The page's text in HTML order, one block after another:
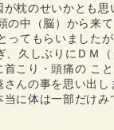
枕のせいかとも
の中（脳）から来て
ってもらいました
、久しぶりにＤＭ（
首こり・頭痛の こ
さんの事を思い出
に体は一部だけみ